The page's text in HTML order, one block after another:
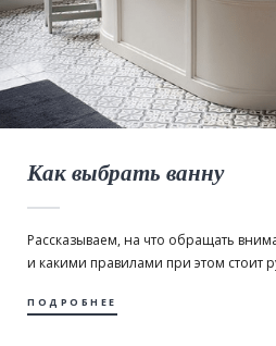
Как выбрать ванну
Рассказываем, на что обращать
и какими правилами при этом стоит
ПОДРОБНЕЕ